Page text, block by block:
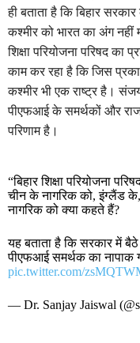
ही बताता है कि बिहार
कश्मीर को भारत का अंग नहीं
शिक्षा परियोजना परिषद का
काम कर रहा है कि जिस
कश्मीर भी एक राष्ट्र है।
पीएफआई के समर्थकों और
परिणाम है।
“बिहार शिक्षा परियोजना
चीन के नागरिक को, इंग्लैंड
नागरिक को क्या कहते हैं?
यह बताता है कि सरकार में
पीएफआई समर्थक का नापाक
pic.twitter.com/
— Dr. Sanjay Jaiswal